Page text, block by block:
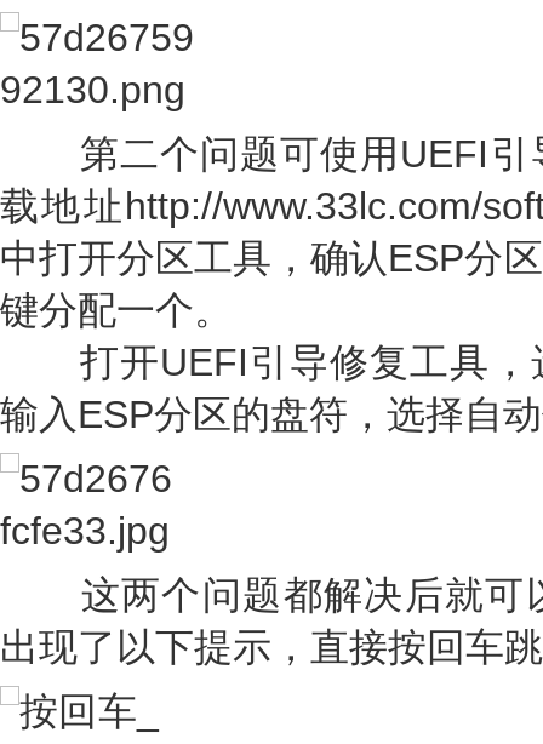
第二个问题可使用UEFI引
载地址http://www.33lc.com/
中打开分区工具，确认ESP分
键分配一个。
打开UEFI引导修复工具，
输入ESP分区的盘符，选择自
这两个问题都解决后就可
出现了以下提示，直接按回车